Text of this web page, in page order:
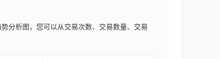
势分析图，您可以从交易次数、交易数量、交易